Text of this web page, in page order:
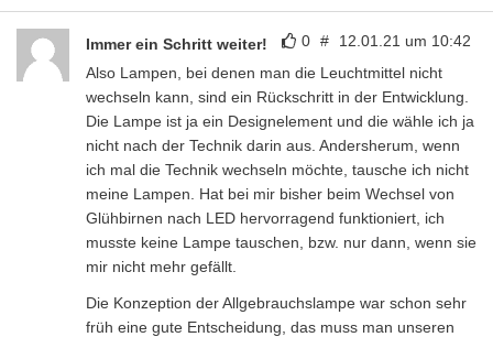
0 # 12.01.21 um 10:42
Immer ein Schritt weiter!
Also Lampen, bei denen man die Leuchtmittel nicht
wechseln kann, sind ein Rückschritt in der Entwicklung.
Die Lampe ist ja ein Designelement und die wähle ich ja
nicht nach der Technik darin aus. Andersherum, wenn
ich mal die Technik wechseln möchte, tausche ich nicht
meine Lampen. Hat bei mir bisher beim Wechsel von
Glühbirnen nach LED hervorragend funktioniert, ich
musste keine Lampe tauschen, bzw. nur dann, wenn sie
mir nicht mehr gefällt.
Die Konzeption der Allgebrauchslampe war schon sehr
früh eine gute Entscheidung, das muss man unseren